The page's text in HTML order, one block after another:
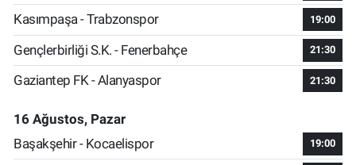
Kasımpaşa - Trabzonspor 19:00
Gençlerbirliği S.K. - Fenerbahçe 21:30
Gaziantep FK - Alanyaspor 21:30
16 Ağustos, Pazar
Başakşehir - Kocaelispor
19:00